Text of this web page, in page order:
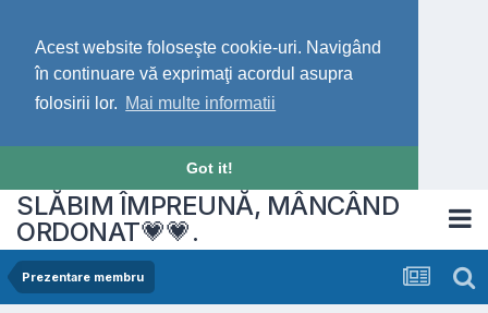
Acest website foloseşte cookie-uri. Navigând
în continuare vă exprimaţi acordul asupra
folosirii lor. Mai multe informatii
Got it!
SLĂBIM ÎMPREUNĂ, MÂNCÂND
ORDONAT💗💗.
Prezentare membru